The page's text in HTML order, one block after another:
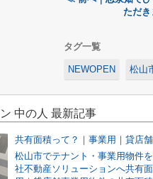
ただ
タグ一覧
NEWOPEN 松山
中の人 最新記事
共有面積って？｜事業用｜貸店舗
松山市でテナント・事業用物件
社不動産ソリューションへ共有